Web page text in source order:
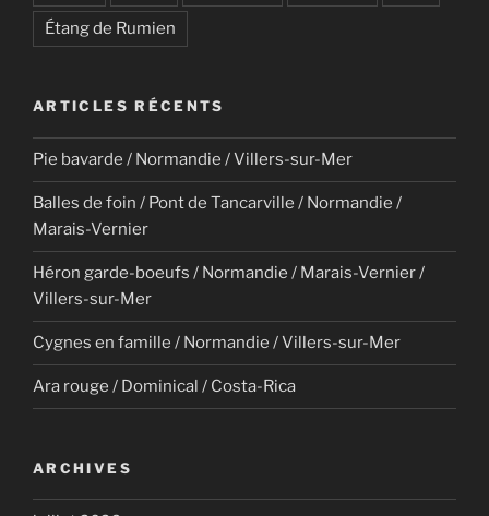
Étang de Rumien
ARTICLES RÉCENTS
Pie bavarde / Normandie / Villers-sur-Mer
Balles de foin / Pont de Tancarville / Normandie /
Marais-Vernier
Héron garde-boeufs / Normandie / Marais-Vernier /
Villers-sur-Mer
Cygnes en famille / Normandie / Villers-sur-Mer
Ara rouge / Dominical / Costa-Rica
ARCHIVES